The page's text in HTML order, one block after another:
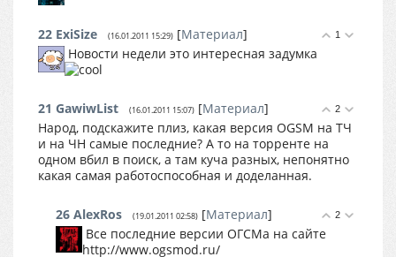
1
22 ExiSize (16.01.2011 15:29) [Материал]
Новости недели это интересная задумка
2
21 GawiwList (16.01.2011 15:07) [Материал]
Народ, подскажите плиз, какая версия OGSM на ТЧ
и на ЧН самые последние? А то на торренте на
одном вбил в поиск, а там куча разных, непонятно
какая самая работоспособная и доделанная.
2
26 AlexRos (19.01.2011 02:58) [Материал]
Все последние версии ОГСМа на сайте
http://www.ogsmod.ru/